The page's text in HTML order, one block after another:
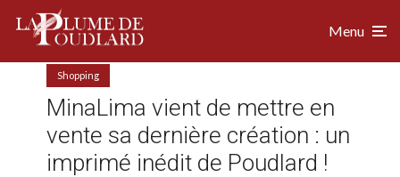
Menu
Shopping
MinaLima vient de mettre en
vente sa dernière création : un
imprimé inédit de Poudlard !